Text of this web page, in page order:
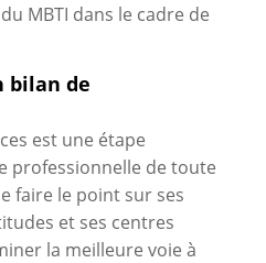
MBTI dans le cadre de
bilan de
est une étape
professionnelle de toute
faire le point sur ses
et ses centres
la meilleure voie à